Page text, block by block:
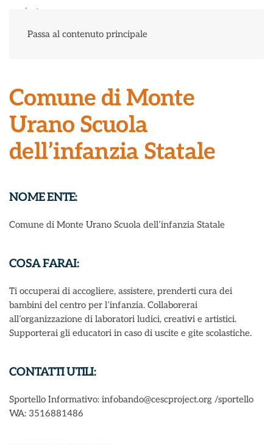
Passa al contenuto principale
Comune di Monte
Urano Scuola
dell’infanzia Statale
NOME ENTE:
Comune di Monte Urano Scuola dell’infanzia Statale
COSA FARAI:
Ti occuperai di accogliere, assistere, prenderti cura dei
bambini del centro per l’infanzia. Collaborerai
all’organizzazione di laboratori ludici, creativi e artistici.
Supporterai gli educatori in caso di uscite e gite scolastiche.
CONTATTI UTILI:
Sportello Informativo: infobando@cescproject.org /sportello
WA: 3516881486